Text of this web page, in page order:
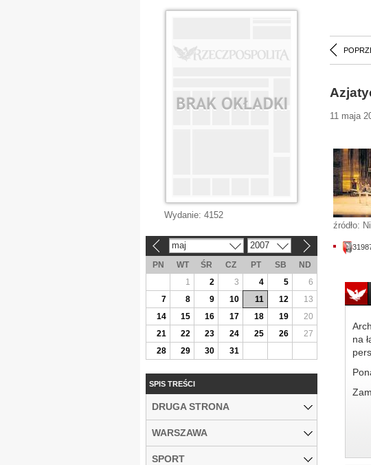
11 maja
źródło:
na
Wydanie: 4152
maj 2007
PN WT ŚR CZ PT SB
ND
1
2 3 4 5
6
7
8 9 10 11 12
13
14
15 16 17 18 19
20
21
22 23 24 25 26
27
28
29 30 31
SPIS TREŚCI
DRUGA STRONA
WARSZAWA
SPORT